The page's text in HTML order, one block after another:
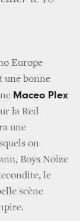
Europe
une bonne
Maceo Plex
la Red
une
on
Boys Noize
le
scène